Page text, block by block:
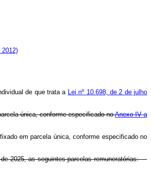
2012)
de que trata a Lei nº 10.698, de 2 de julho
única, conforme especificado noAnexo IV a
em parcela única, conforme especificado no
de 2025, as seguintes parcelas remuneratórias: